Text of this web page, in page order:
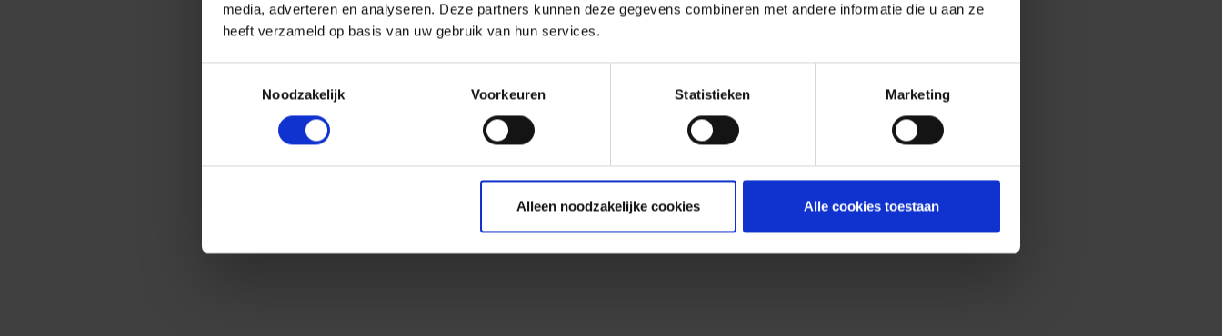
media, adverteren en analyseren. Deze partners kunnen deze gegevens combineren met andere informatie die u aan ze
heeft verzameld op basis van uw gebruik van hun services.
Noodzakelijk
Voorkeuren Statistieken Marketing
Alleen noodzakelijke cookies Alle cookies toestaan